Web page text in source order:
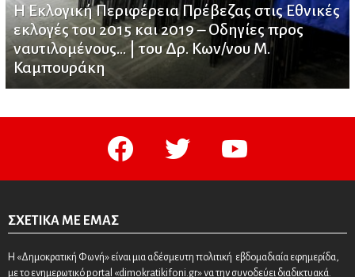
Η Εκλογική Περιφέρεια Πρέβεζας στις Εθνικές
εκλογές του 2015 και 2019 – Οδηγίες προς
ναυτιλομένους… | του Δρ. Κων/νου Μ.
Καμπουράκη
facebook twitter
ΣΧΕΤΙΚΆ ΜΕ ΕΜΆΣ
Η «Δημοκρατική Φωνή» είναι μια αδέσμευτη πολιτική εβδομαδιαία εφημερίδα,
με το ενημερωτικό portal «dimokratikifoni.gr» να την συνοδεύει διαδικτυακά.